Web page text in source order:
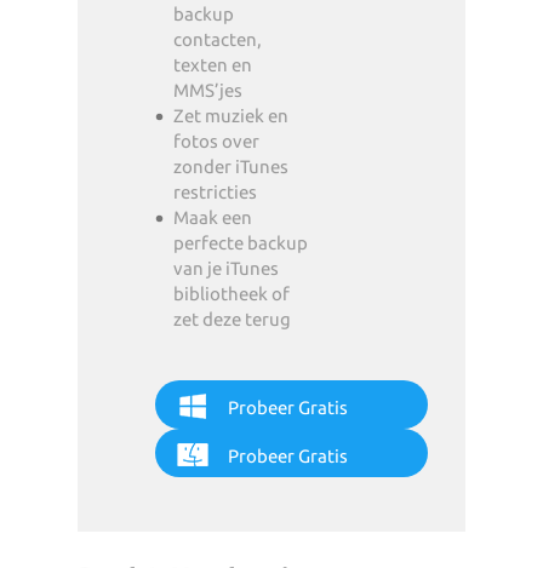
backup
contacten,
texten en
MMS’jes
Zet muziek en
fotos over
zonder iTunes
restricties
Maak een
perfecte backup
van je iTunes
bibliotheek of
zet deze terug
Probeer Gratis
Probeer Gratis